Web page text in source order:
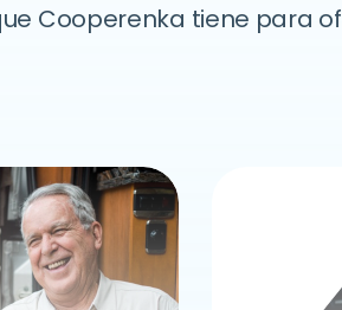
Cooperenka tiene para